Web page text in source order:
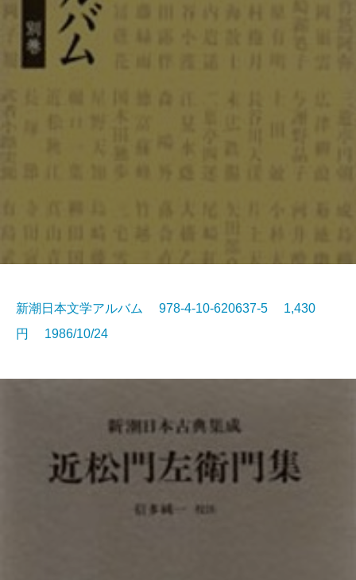
新潮日本文学アルバム 978-4-10-620637-5 1,430
円 1986/10/24